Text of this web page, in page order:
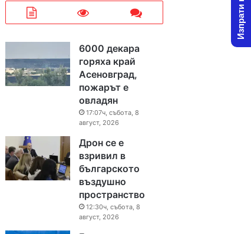
6000 декара
горяха край
Асеновград,
пожарът е
овладян
17:07ч, събота, 8
август, 2026
Дрон се е
взривил в
българското
въздушно
пространство
12:30ч, събота, 8
август, 2026